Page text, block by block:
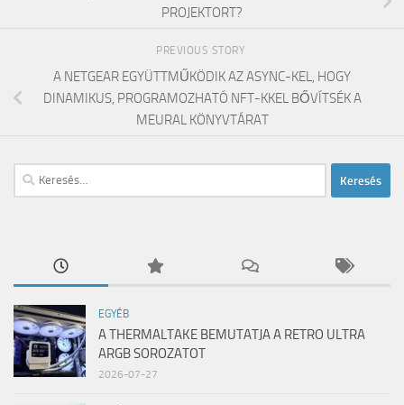
PROJEKTORT?
PREVIOUS STORY
A NETGEAR EGYÜTTMŰKÖDIK AZ ASYNC-KEL, HOGY
DINAMIKUS, PROGRAMOZHATÓ NFT-KKEL BŐVÍTSÉK A
MEURAL KÖNYVTÁRAT
Keresés:
EGYÉB
A THERMALTAKE BEMUTATJA A RETRO ULTRA
ARGB SOROZATOT
2026-07-27